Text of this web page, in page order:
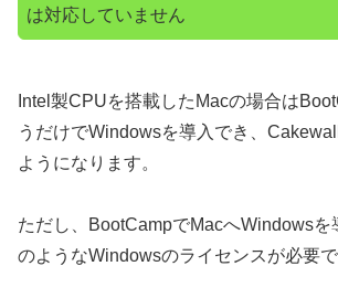
は対応していません
Intel製CPUを搭載したMacの場合は
うだけでWindowsを導入でき、
ようになります。
ただし、BootCampでMacへWindowsを
のようなWindowsのライセンスが必要で